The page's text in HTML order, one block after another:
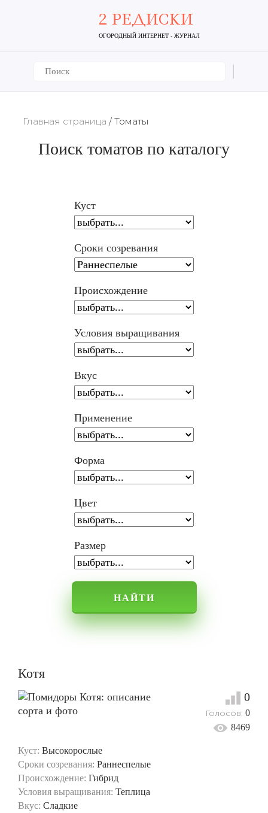
2 РЕДИСКИ
ОГОРОДНЫЙ ИНТЕРНЕТ - ЖУРНАЛ
Главная страница / Томаты
Поиск томатов по каталогу
Куст
Сроки созревания
Происхождение
Условия выращивания
Вкус
Применение
Форма
Цвет
Размер
НАЙТИ
Котя
Куст: Высокорослые
Сроки созревания: Раннеспелые
Происхождение: Гибрид
Условия выращивания: Теплица
Вкус: Сладкие
0
Голосов: 0
8469